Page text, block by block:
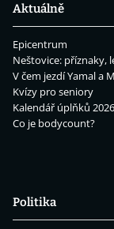
Aktuálně
Epicentrum
Neštovice: příznaky,
V čem jezdí Yamal a
Kvízy pro seniory
Kalendář úplňků 2026
Co je bodycount?
Politika